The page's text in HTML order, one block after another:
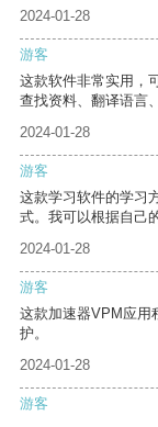
2024-01-28
游客
这款软件非常实用，
查找资料、翻译语言
2024-01-28
游客
这款学习软件的学习
式。我可以根据自己
2024-01-28
游客
这款加速器VPM应用
护。
2024-01-28
游客